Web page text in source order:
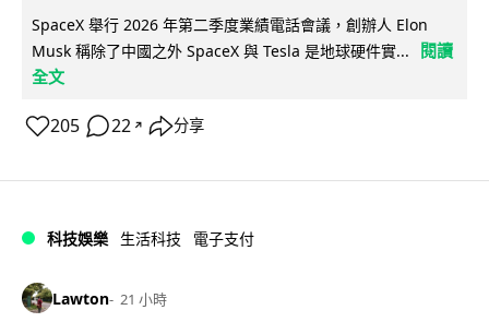
SpaceX 舉行 2026 年第二季度業績電話會議，創辦人 Elon
Musk 稱除了中國之外 SpaceX 與 Tesla 是地球硬件實...
閱讀
全文
205 22 ↗ 分享
科技娛樂 生活科技 電子支付
Lawton 21 小時